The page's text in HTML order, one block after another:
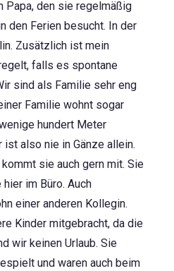
Papa, den sie regelmäßig
den Ferien besucht. In der
Zusätzlich ist mein
falls es spontane
sind als Familie sehr eng
Familie wohnt sogar
hundert Meter
also nie in Gänze allein.
sie auch gern mit. Sie
im Büro. Auch
einer anderen Kollegin.
Kinder mitgebracht, da die
wir keinen Urlaub. Sie
und waren auch beim